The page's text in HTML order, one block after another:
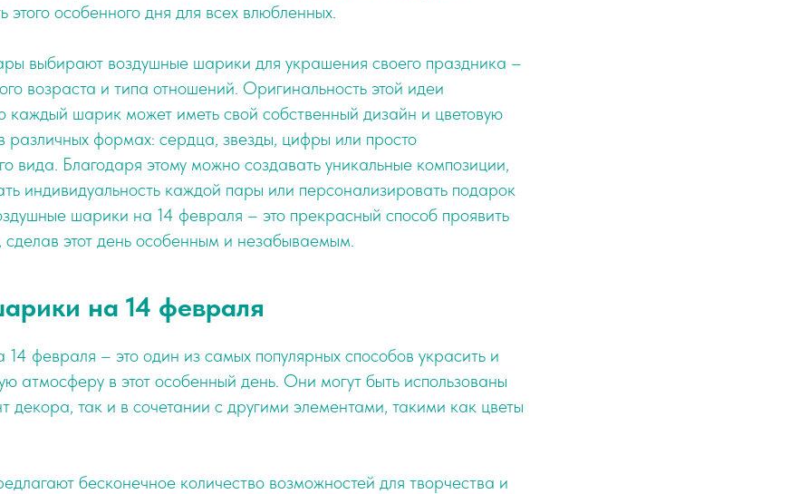
этого особенного дня для всех влюбленных.
выбирают воздушные шарики для украшения своего праздника –
возраста и типа отношений. Оригинальность этой идеи
каждый шарик может иметь свой собственный дизайн и цветовую
различных формах: сердца, звезды, цифры или просто
вида. Благодаря этому можно создавать уникальные композиции,
индивидуальность каждой пары или персонализировать подарок
шарики на 14 февраля – это прекрасный способ проявить
сделав этот день особенным и незабываемым.
на 14 февраля
февраля – это один из самых популярных способов украсить и
атмосферу в этот особенный день. Они могут быть использованы
декора, так и в сочетании с другими элементами, такими как цветы
бесконечное количество возможностей для творчества и